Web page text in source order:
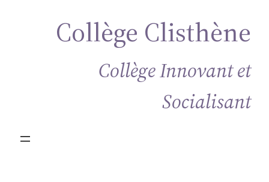
Collège Clisthène
Collège Innovant et
Socialisant